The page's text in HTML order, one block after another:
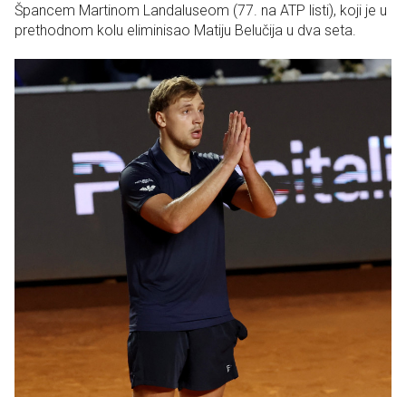
Špancem Martinom Landaluseom (77. na ATP listi), koji je u
prethodnom kolu eliminisao Matiju Belučija u dva seta.